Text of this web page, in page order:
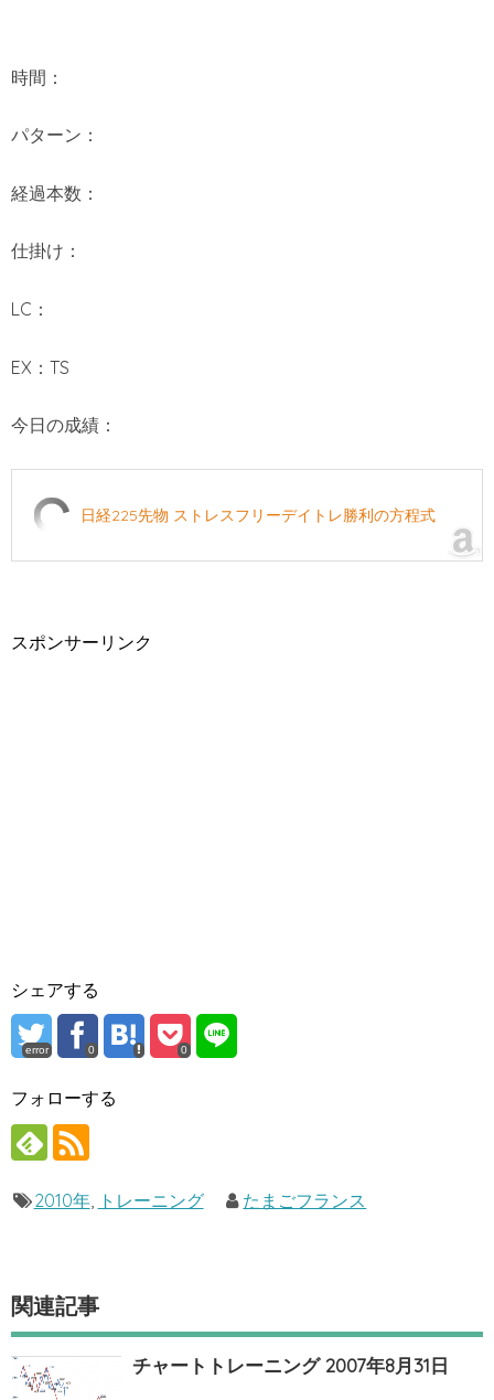
時間：
パターン：
経過本数：
仕掛け：
LC：
EX：TS
今日の成績：
日経225先物 ストレスフリーデイトレ勝利の方程式
スポンサーリンク
シェアする
error 0 0
フォローする
2010年, トレーニング たまごフランス
関連記事
チャートトレーニング 2007年8月31日